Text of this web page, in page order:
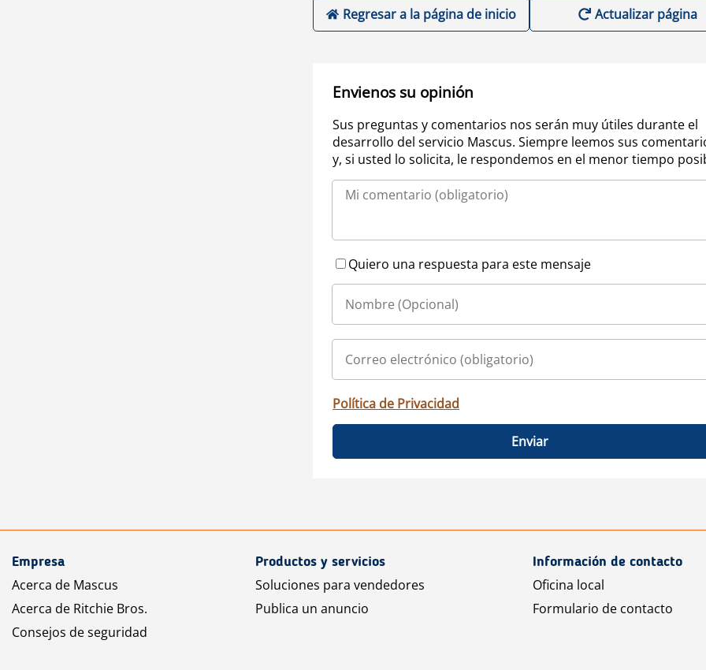
Regresar a la página de inicio Actualizar página
Envienos su opinión
Sus preguntas y comentarios nos serán muy útiles durante el
desarrollo del servicio Mascus. Siempre leemos sus
y, si usted lo solicita, le respondemos en el menor tiempo
Quiero una respuesta para este mensaje
Política de Privacidad
Enviar
Empresa
Acerca de Mascus
Acerca de Ritchie Bros.
Consejos de seguridad
Productos y servicios
Soluciones para vendedores
Publica un anuncio
Información de contacto
Oficina local
Formulario de contacto